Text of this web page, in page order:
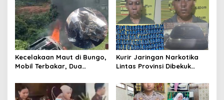
Kecelakaan Maut di Bungo,
Mobil Terbakar, Dua
Tempat
Kurir Jaringan Narkotika
Lintas Provinsi Dibekuk